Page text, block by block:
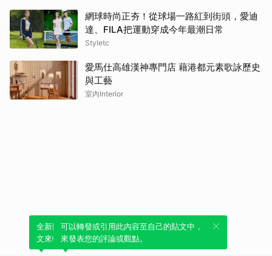
網球時尚正夯！從球場一路紅到街頭，愛迪
達、FILA把運動穿成今年最潮日常
Styletc
愛馬仕高雄漢神專門店 藉港都元素歌詠歷史
與工藝
室內Interior
全新體驗！一鍵引用此內容，透過發布貼
文來輕鬆表達個人立場。
可以轉發或引用此內容至自己的貼文中，
來發表您的評論或觀點。